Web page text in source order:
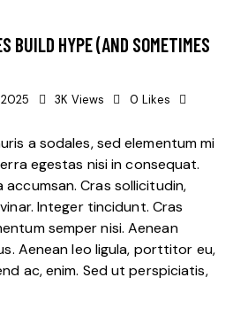
BUILD HYPE (AND SOMETIMES
3K Views 0 Likes
a sodales, sed elementum mi
egestas nisi in consequat.
accumsan. Cras sollicitudin,
Integer tincidunt. Cras
semper nisi. Aenean
Aenean leo ligula, porttitor eu,
ac, enim. Sed ut perspiciatis,